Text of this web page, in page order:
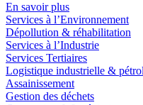
En savoir plus
Services à l’Environnement
Dépollution & réhabilitation
Services à l’Industrie
Services Tertiaires
Logistique industrielle &
Assainissement
Gestion des déchets